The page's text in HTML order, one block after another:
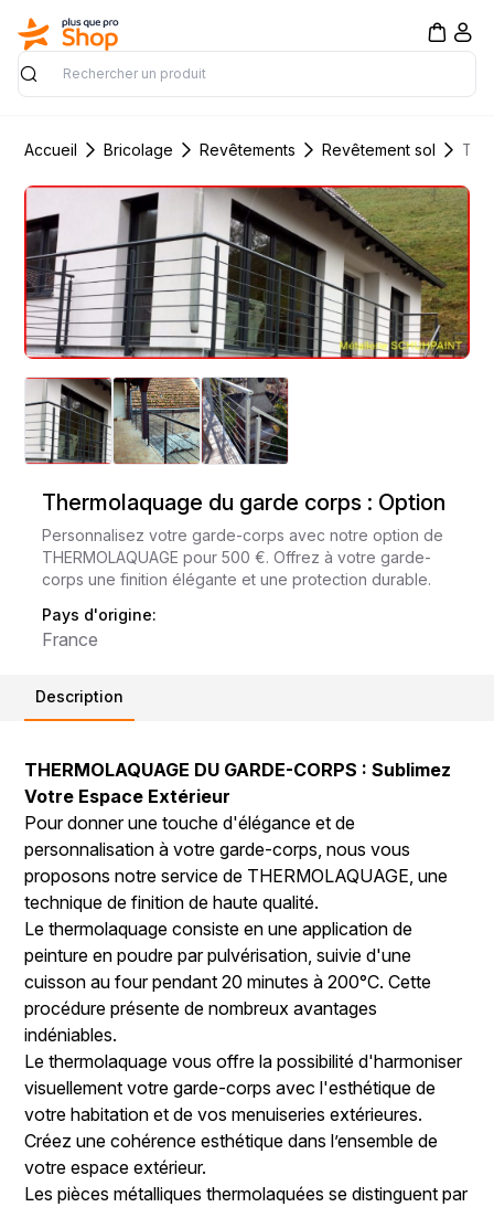
Rechercher
Accueil Bricolage Revêtements Revêtement sol
Thermolaquage du garde corps : Option
Personnalisez votre garde-corps avec notre option de
THERMOLAQUAGE pour 500 €. Offrez à votre garde-
corps une finition élégante et une protection durable.
Pays d'origine:
France
Description
THERMOLAQUAGE DU GARDE-CORPS : Sublimez
Votre Espace Extérieur
Pour donner une touche d'élégance et de
personnalisation à votre garde-corps, nous vous
proposons notre service de THERMOLAQUAGE, une
technique de finition de haute qualité.
Le thermolaquage consiste en une application de
peinture en poudre par pulvérisation, suivie d'une
cuisson au four pendant 20 minutes à 200°C. Cette
procédure présente de nombreux avantages
indéniables.
Le thermolaquage vous offre la possibilité d'harmoniser
visuellement votre garde-corps avec l'esthétique de
votre habitation et de vos menuiseries extérieures.
Créez une cohérence esthétique dans l’ensemble de
votre espace extérieur.
Les pièces métalliques thermolaquées se distinguent par